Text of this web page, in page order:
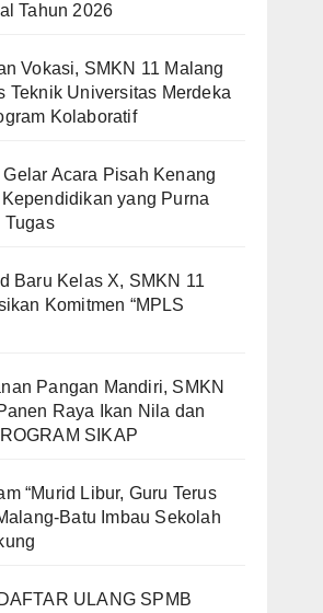
Tahun 2026
Vokasi, SMKN 11 Malang
Teknik Universitas Merdeka
Kolaboratif
Acara Pisah Kenang
yang Purna
Tugas
Baru Kelas X, SMKN 11
Komitmen “MPLS
Pangan Mandiri, SMKN
Raya Ikan Nila dan
SIKAP
“Murid Libur, Guru Terus
Batu Imbau Sekolah
ULANG SPMB